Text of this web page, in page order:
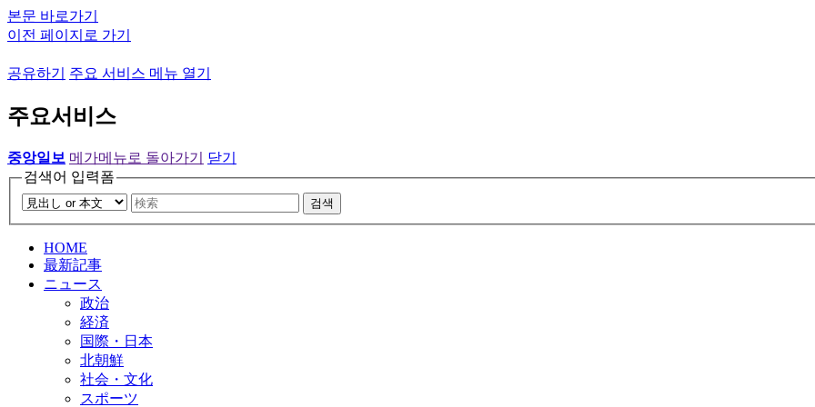
본문 바로가기
이전 페이지로 가기
공유하기 주요 서비스 메뉴 열기
주요서비스
중앙일보 메가메뉴로 돌아가기
닫기
검색어 입력폼
검색
HOME
最新記事
ニュース
政治
経済
国際・日本
北朝鮮
社会・文化
スポーツ